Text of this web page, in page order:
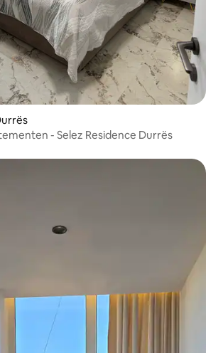
- Selez Residence Durrës